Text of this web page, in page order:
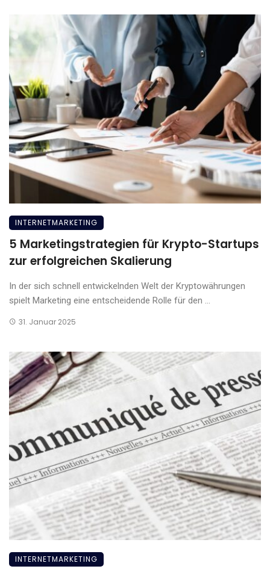
INTERNETMARKETING
5 Marketingstrategien für Krypto-Startups
zur erfolgreichen Skalierung
In der sich schnell entwickelnden Welt der Kryptowährungen
spielt Marketing eine entscheidende Rolle für den ...
31. Januar 2025
INTERNETMARKETING